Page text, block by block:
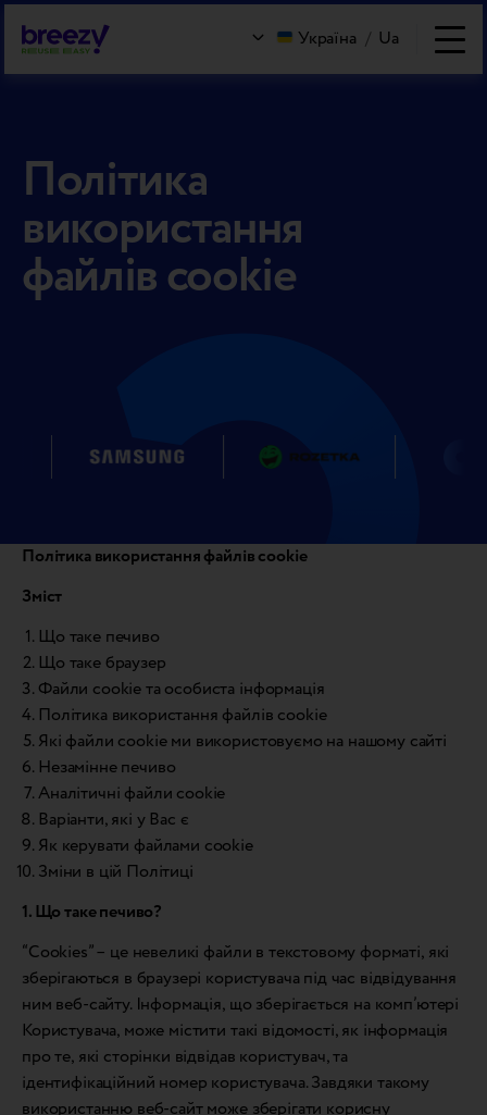
Україна / Ua
Політика
використання
файлів cookie
Політика використання файлів cookie
Зміст
Що таке печиво
Що таке браузер
Файли cookie та особиста інформація
Політика використання файлів cookie
Які файли cookie ми використовуємо на нашому сайті
Незамінне печиво
Аналітичні файли cookie
Варіанти, які у Вас є
Як керувати файлами cookie
Зміни в цій Політиці
1. Що таке печиво?
“Cookies” – це невеликі файли в текстовому форматі, які
зберігаються в браузері користувача під час відвідування
ним веб-сайту. Інформація, що зберігається на комп’ютері
Користувача, може містити такі відомості, як інформація
про те, які сторінки відвідав користувач, та
ідентифікаційний номер користувача. Завдяки такому
використанню веб-сайт може зберігати корисну